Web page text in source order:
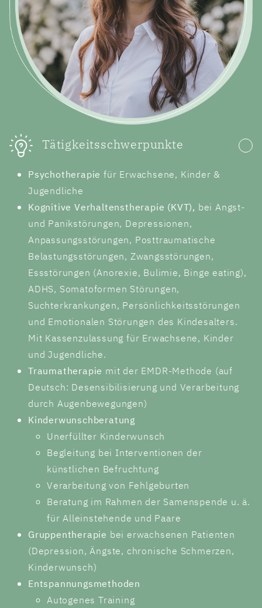
Tätigkeitsschwerpunkte
Psychotherapie für Erwachsene, Kinder &
Jugendliche
Kognitive Verhaltenstherapie (KVT), bei Angst-
und Panikstörungen, Depressionen,
Anpassungsstörungen, Posttraumatische
Belastungsstörungen, Zwangsstörungen,
Essstörungen (Anorexie, Bulimie, Binge eating),
ADHS, Somatoformen Störungen,
Suchterkrankungen, Persönlichkeitsstörungen
und Emotionalen Störungen des Kindesalters.
Mit Kassenzulassung für Erwachsene, Kinder
und Jugendliche.
Traumatherapie mit der EMDR-Methode (auf
Deutsch: Desensibilisierung und Verarbeitung
durch Augenbewegungen)
Kinderwunschberatung
Unerfüllter Kinderwunsch
Begleitung bei Interventionen der
künstlichen Befruchtung
Verarbeitung von Fehlgeburten
Beratung im Rahmen der Samenspende u. ä.
für Alleinstehende und Paare
Gruppentherapie bei erwachsenen Patienten
(Depression, Ängste, chronische Schmerzen,
Kinderwunsch)
Entspannungsmethoden
Autogenes Training